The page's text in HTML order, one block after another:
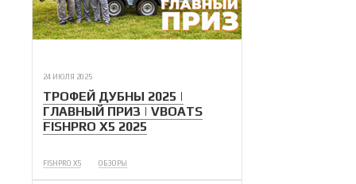
24 ИЮЛЯ 2025
ТРОФЕЙ ДУБНЫ 2025 |
ГЛАВНЫЙ ПРИЗ | VBOATS
FISHPRO X5 2025
FISHPRO X5 ОБЗОРЫ